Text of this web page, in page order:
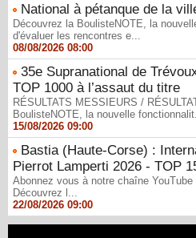
National à pétanque de la
Découvrez la BoulisteNOTE, la
d'évaluer les rencontres e...
08/08/2026 08:00
35e Supranational de
TOP 1000 à l’assaut du titre
RÉSULTATS MESSIEURS /
BoulisteNOTE, la nouvelle
15/08/2026 09:00
Bastia (Haute-Corse) :
Pierrot Lamperti 2026 - TOP
Abonnez vous à notre chaîne
Découvrez l...
22/08/2026 09:00